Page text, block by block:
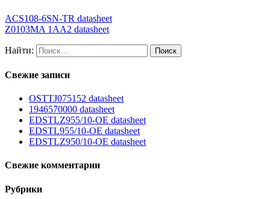
ACS108-6SN-TR datasheet
Z0103MA 1AA2 datasheet
Найти:
Свежие записи
OSTTJ075152 datasheet
1946570000 datasheet
EDSTLZ955/10-OE datasheet
EDSTL955/10-OE datasheet
EDSTLZ950/10-OE datasheet
Свежие комментарии
Рубрики